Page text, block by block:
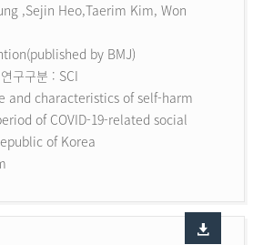
,Sejin Heo,Taerim Kim, Won
by BMJ)
연구구분 : SCI
and characteristics of self-harm
of COVID-19-related social
of Korea